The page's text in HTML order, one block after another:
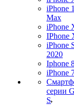
iPhone
Max
iPhone
IPhone
iPhone
2020
Iphone
iPhone
серии
S